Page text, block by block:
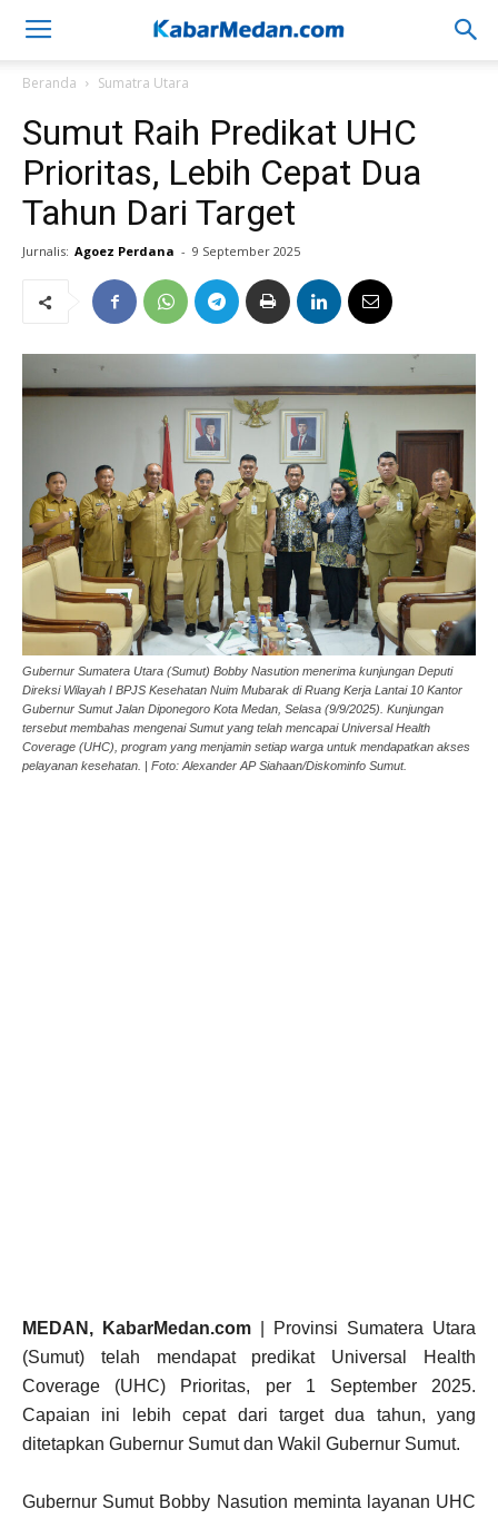
Beranda Sumatra Utara
Sumut Raih Predikat UHC
Prioritas, Lebih Cepat Dua
Tahun Dari Target
Jurnalis: Agoez Perdana - 9 September 2025
Gubernur Sumatera Utara (Sumut) Bobby Nasution menerima kunjungan Deputi
Direksi Wilayah I BPJS Kesehatan Nuim Mubarak di Ruang Kerja Lantai 10 Kantor
Gubernur Sumut Jalan Diponegoro Kota Medan, Selasa (9/9/2025). Kunjungan
tersebut membahas mengenai Sumut yang telah mencapai Universal Health
Coverage (UHC), program yang menjamin setiap warga untuk mendapatkan akses
pelayanan kesehatan. | Foto: Alexander AP Siahaan/Diskominfo Sumut.
MEDAN, KabarMedan.com | Provinsi Sumatera Utara
(Sumut) telah mendapat predikat Universal Health
Coverage (UHC) Prioritas, per 1 September 2025.
Capaian ini lebih cepat dari target dua tahun, yang
ditetapkan Gubernur Sumut dan Wakil Gubernur Sumut.
Gubernur Sumut Bobby Nasution meminta layanan UHC